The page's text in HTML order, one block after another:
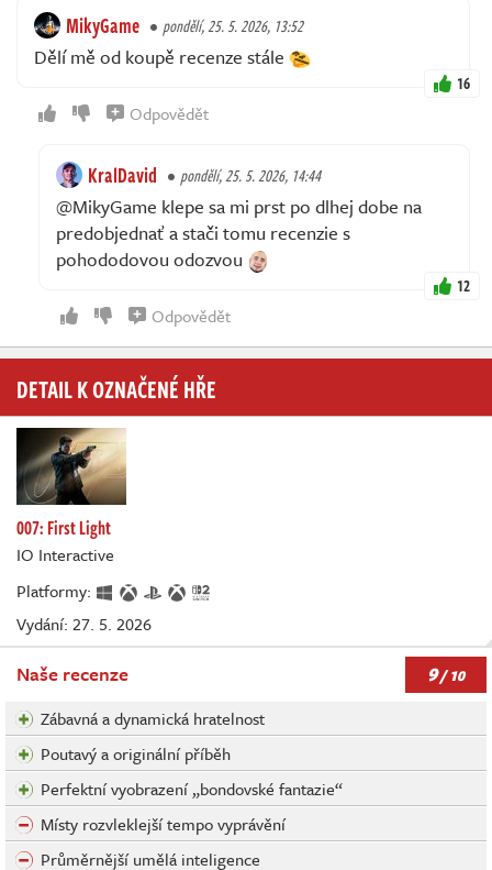
MikyGame pondělí, 25. 5. 2026, 13:52
Dělí mě od koupě recenze stále
16
Odpovědět
KralDavid pondělí, 25. 5. 2026, 14:44
@MikyGame klepe sa mi prst po dlhej dobe na
predobjednať a stači tomu recenzie s
pohododovou odozvou
12
Odpovědět
DETAIL K OZNAČENÉ HŘE
007: First Light
IO Interactive
Platformy:
Vydání: 27. 5. 2026
Naše recenze 9/ 10
Zábavná a dynamická hratelnost
Poutavý a originální příběh
Perfektní vyobrazení „bondovské fantazie“
Místy rozvleklejší tempo vyprávění
Průměrnější umělá inteligence